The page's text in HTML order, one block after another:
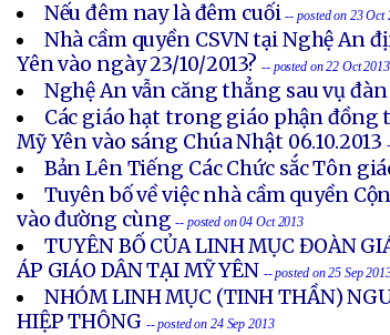
Nếu đêm nay là đêm cuối -- posted on 23 Oct
Nhà cầm quyền CSVN tại Nghệ An
Yên vào ngày 23/10/2013?-- posted on 22 Oct 2013
Nghệ An vẫn căng thẳng sau vụ
Các giáo hạt trong giáo phận
Mỹ Yên vào sáng Chúa Nhật 06.10.2013
Bản Lên Tiếng Các Chức sắc Tôn
Tuyên bố về việc nhà cầm quyền
vào đường cùng -- posted on 04 Oct 2013
TUYÊN BỐ CỦA LINH MỤC ĐOÀN
ÁP GIÁO DÂN TẠI MỸ YÊN -- posted on 25 Sep
NHÓM LINH MỤC (TINH THẦN)
HIỆP THÔNG -- posted on 24 Sep 2013